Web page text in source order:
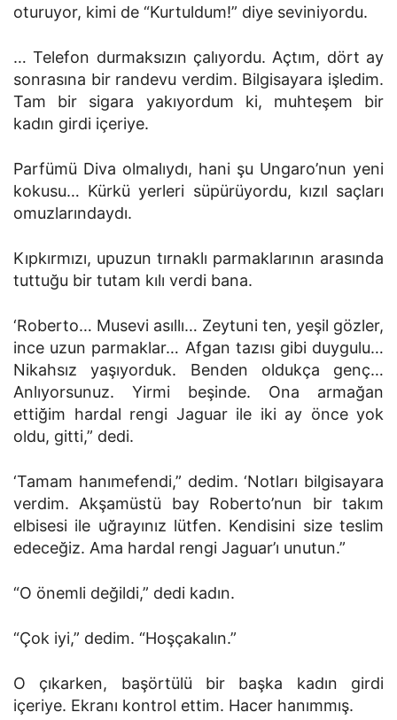
oturuyor, kimi de “Kurtuldum!” diye seviniyordu.
… Telefon durmaksızın çalıyordu. Açtım, dört ay
sonrasına bir randevu verdim. Bilgisayara işledim.
Tam bir sigara yakıyordum ki, muhteşem bir
kadın girdi içeriye.
Parfümü Diva olmalıydı, hani şu Ungaro’nun yeni
kokusu… Kürkü yerleri süpürüyordu, kızıl saçları
omuzlarındaydı.
Kıpkırmızı, upuzun tırnaklı parmaklarının arasında
tuttuğu bir tutam kılı verdi bana.
‘Roberto… Musevi asıllı… Zeytuni ten, yeşil gözler,
ince uzun parmaklar… Afgan tazısı gibi duygulu…
Nikahsız yaşıyorduk. Benden oldukça genç…
Anlıyorsunuz. Yirmi beşinde. Ona armağan
ettiğim hardal rengi Jaguar ile iki ay önce yok
oldu, gitti,” dedi.
‘Tamam hanımefendi,” dedim. ‘Notları bilgisayara
verdim. Akşamüstü bay Roberto’nun bir takım
elbisesi ile uğrayınız lütfen. Kendisini size teslim
edeceğiz. Ama hardal rengi Jaguar’ı unutun.”
“O önemli değildi,” dedi kadın.
“Çok iyi,” dedim. “Hoşçakalın.”
O çıkarken, başörtülü bir başka kadın girdi
içeriye. Ekranı kontrol ettim. Hacer hanımmış.